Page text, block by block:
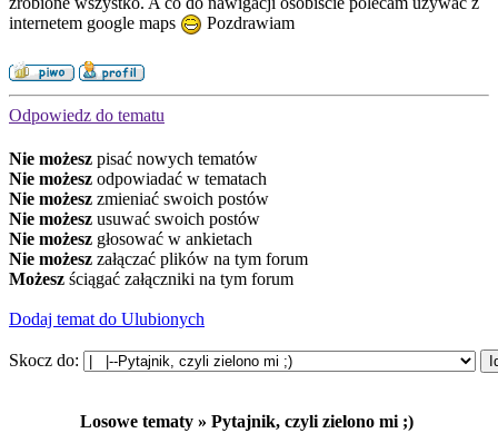
internetem google maps
Pozdrawiam
Odpowiedz do tematu
Nie możesz pisać nowych tematów
Nie możesz odpowiadać w tematach
Nie możesz zmieniać swoich postów
Nie możesz usuwać swoich postów
Nie możesz głosować w ankietach
Nie możesz załączać plików na tym forum
Możesz ściągać załączniki na tym forum
Dodaj temat do Ulubionych
Skocz do:
Losowe tematy » Pytajnik, czyli zielono mi ;)